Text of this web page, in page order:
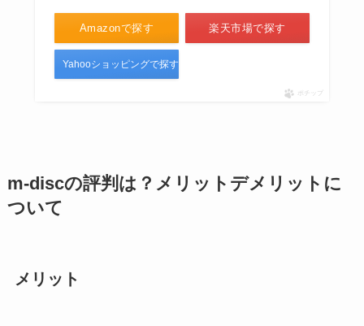
Amazonで探す 楽天市場で探す
Yahooショッピングで探す
ポチップ
m-discの評判は？メリットデメリットに
ついて
メリット